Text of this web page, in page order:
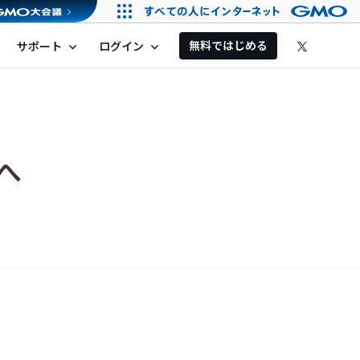
サポート expand_more ログイン expand_more 無料ではじめる